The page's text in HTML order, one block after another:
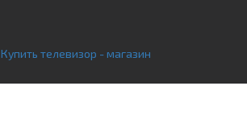
Купить телевизор - магазин